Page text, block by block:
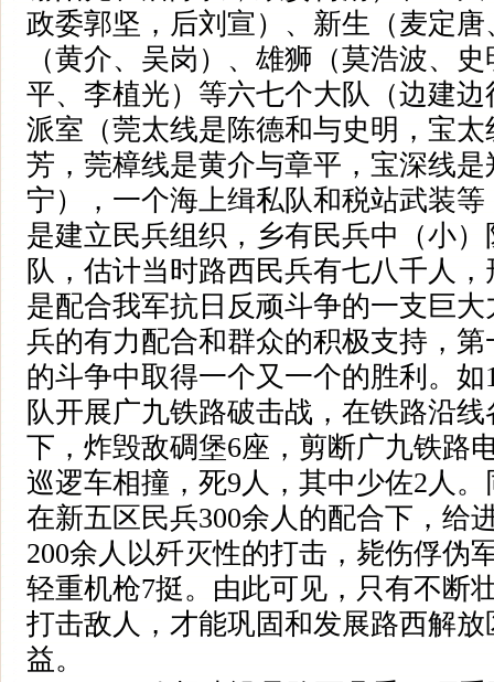
政委郭坚，后刘宣）、新生（麦定
（黄介、吴岗）、雄狮（莫浩波、
平、李植光）等六七个大队（边建
派室（莞太线是陈德和与史明，宝
芳，莞樟线是黄介与章平，宝深线
宁），一个海上缉私队和税站武装等
是建立民兵组织，乡有民兵中（小
队，估计当时路西民兵有七八千人
是配合我军抗日反顽斗争的一支巨
兵的有力配合和群众的积极支持，
的斗争中取得一个又一个的胜利。如
队开展广九铁路破击战，在铁路沿
下，炸毁敌碉堡6座，剪断广九铁路
巡逻车相撞，死9人，其中少佐2人
在新五区民兵300余人的配合下，给
200余人以歼灭性的打击，毙伤俘伪
轻重机枪7挺。由此可见，只有不断
打击敌人，才能巩固和发展路西解
益。